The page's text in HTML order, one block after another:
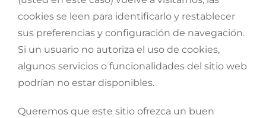
cookies se leen para identificarlo y restablecer
sus preferencias y configuración de navegación.
Si un usuario no autoriza el uso de cookies,
algunos servicios o funcionalidades del sitio web
podrían no estar disponibles.
Queremos que este sitio ofrezca un buen